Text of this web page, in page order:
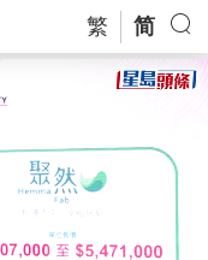
繁 简